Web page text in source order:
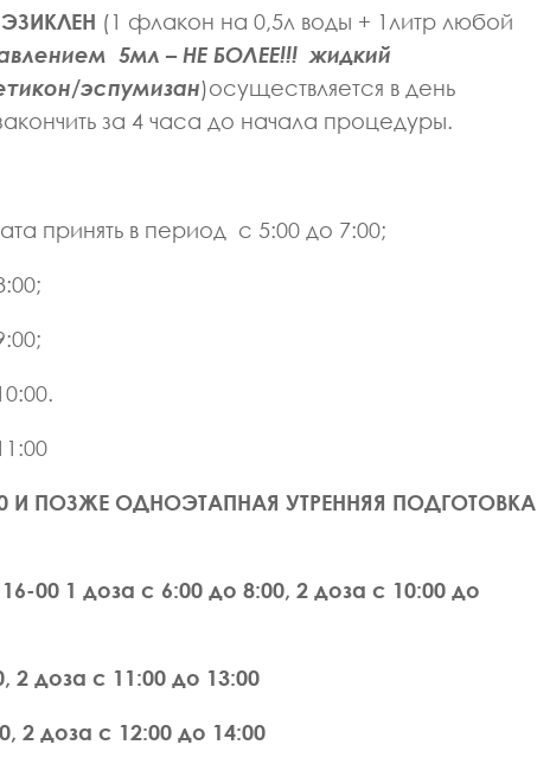
ЭЗИКЛЕН (1 флакон на 0,5л воды + 1литр любой
5мл – НЕ БОЛЕЕ!!! жидкий
эспумизан)осуществляется в день
за 4 часа до начала процедуры.
принять в период с 5:00 до 7:00;
И ПОЗЖЕ ОДНОЭТАПНАЯ УТРЕННЯЯ ПОДГОТОВКА
00 1 доза с 6:00 до 8:00, 2 доза с 10:00 до
2 доза с 11:00 до 13:00
2 доза с 12:00 до 14:00
И СПОРТИВНОЙ МЕДИЦИНЫ
Светлана
Макарова Ася